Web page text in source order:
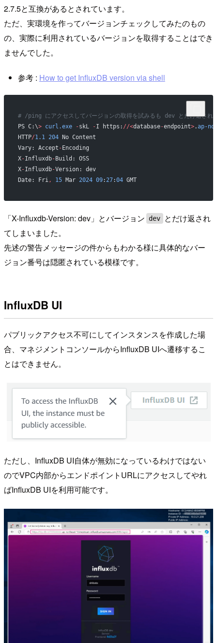
2.7.5と互換があるとされています。
ただ、実環境を作ってバージョンチェックしてみたのもの
の、実際に利用されているバージョンを取得することはでき
ませんでした。
参考 : How to get InfluxDB version via shell
# /ping にアクセスしてバージョンの取得を試みるも dev とだけ返され
PS C:\> curl.exe -skL -I https: //<database-endpoint>.ap-
HTTP/1.1 204 No Content
Vary: Accept - Encoding
X-Influxdb- Build: OSS
X-Influxdb-Version: dev
Date: Fri, 15 Mar 2024 09: 27:04 GMT
「X-Influxdb-Version: dev」とバージョン dev
とだけ返され
てしまいました。
先述の警告メッセージの件からもわかる様に具体的なバー
ジョン番号は隠匿されている模様です。
InfluxDB UI
パブリックアクセス不可にしてインスタンスを作成した場
合、マネジメントコンソールからInfluxDB UIへ遷移するこ
とはできません。
ただし、InfluxDB UI自体が無効になっているわけではない
のでVPC内部からエンドポイントURLにアクセスしてやれ
ばInfluxDB UIを利用可能です。